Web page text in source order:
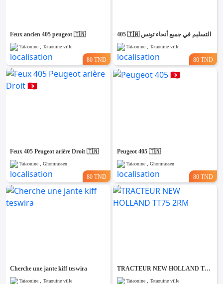
Feux ancien 405 peugeot 🇹🇳
Tataouine , Tataouine ville
80 TND
405 🇹🇳 التسليم في جميع أنحاء تونس
Tataouine , Tataouine ville
80 TND
Feux 405 Peugeot arière Droit 🇹🇳
Tataouine , Ghomrassen
80 TND
Peugeot 405 🇹🇳
Tataouine , Ghomrassen
80 TND
Cherche une jante kiff teswira
Tataouine , Tataouine ville
TRACTEUR NEW HOLLAND TT75 2RM
Tataouine , Tataouine ville